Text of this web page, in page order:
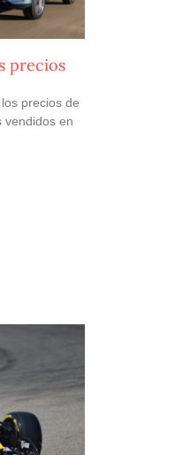
precios
precios de
vendidos en